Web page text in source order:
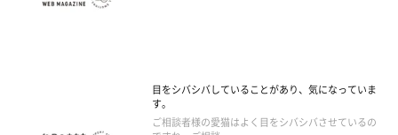
目をシバシバしていることがあり、気になっていま
す。
ご相談者様の愛猫はよく目をシバシバさせているの